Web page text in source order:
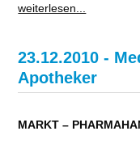
weiterlesen...
23.12.2010 -
Apotheker
MARKT –